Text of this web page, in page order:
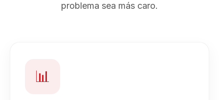
problema sea más caro.
📊